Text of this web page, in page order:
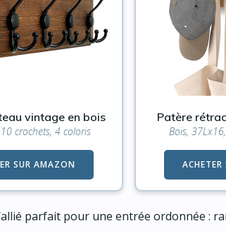
vintage en bois
crochets, 4 coloris
SUR AMAZON
Patère
Bois,
parfait pour une entrée ordonnée :